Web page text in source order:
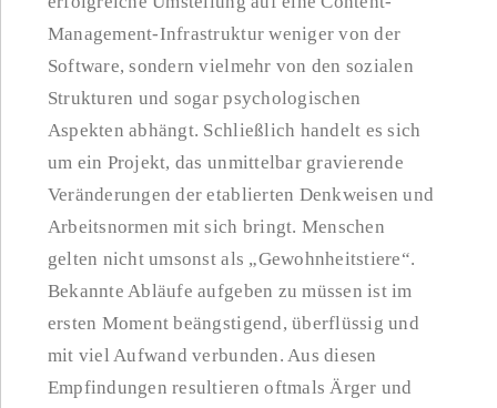
Management-Infrastruktur weniger von der
Software, sondern vielmehr von den sozialen
Strukturen und sogar psychologischen
Aspekten abhängt. Schließlich handelt es sich
um ein Projekt, das unmittelbar gravierende
Veränderungen der etablierten Denkweisen und
Arbeitsnormen mit sich bringt. Menschen
gelten nicht umsonst als „Gewohnheitstiere“.
Bekannte Abläufe aufgeben zu müssen ist im
ersten Moment beängstigend, überflüssig und
mit viel Aufwand verbunden. Aus diesen
Empfindungen resultieren oftmals Ärger und